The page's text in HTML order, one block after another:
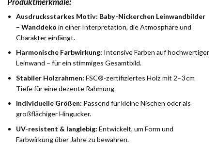
Ausdrucksstarkes Motiv: Baby-Nickerchen Leinwandbilder
– Wanddeko in einer Interpretation, die Atmosphäre und
Charakter einfängt.
Harmonische Farbwirkung: Intensive Farben auf hochwertiger
Leinwand – für ein stimmiges Gesamtbild.
Stabiler Holzrahmen: FSC®-zertifiziertes Holz mit 2–3 cm
Tiefe für eine dezente Rahmung.
Individuelle Größen: Passend für kleine Nischen oder als
großflächiger Hingucker.
UV-resistent & langlebig: Entwickelt, um Form und
Farbwirkung über Jahre zu bewahren.